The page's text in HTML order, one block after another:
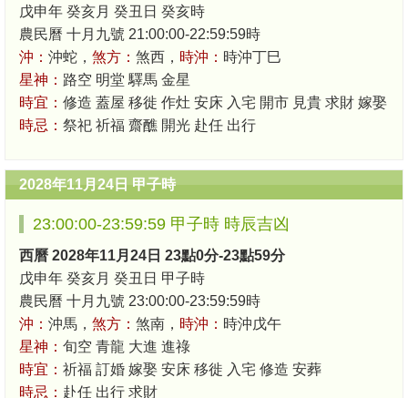
戊申年 癸亥月 癸丑日 癸亥時
農民曆 十月九號 21:00:00-22:59:59時
沖： 沖蛇， 煞方： 煞西， 時沖： 時沖丁巳
星神： 路空 明堂 驛馬 金星
時宜： 修造 蓋屋 移徙 作灶 安床 入宅 開市 見貴 求財 嫁娶
時忌： 祭祀 祈福 齋醮 開光 赴任 出行
2028年11月24日 甲子時
23:00:00-23:59:59 甲子時 時辰吉凶
西曆 2028年11月24日 23點0分-23點59分
戊申年 癸亥月 癸丑日 甲子時
農民曆 十月九號 23:00:00-23:59:59時
沖： 沖馬， 煞方： 煞南， 時沖： 時沖戊午
星神： 旬空 青龍 大進 進祿
時宜： 祈福 訂婚 嫁娶 安床 移徙 入宅 修造 安葬
時忌： 赴任 出行 求財